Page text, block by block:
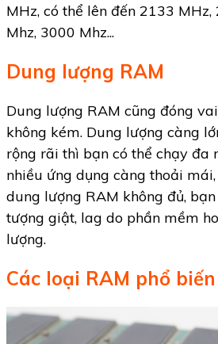
MHz, có thể lên đến 2133
Mhz, 3000 Mhz...
Dung lượng RAM
Dung lượng RAM cũng đóng
không kém. Dung lượng càng
rộng rãi thì bạn có thể chạy đa
nhiều ứng dụng càng thoải
dung lượng RAM không đủ,
tượng giật, lag do phần mềm
lượng.
Các loại RAM phổ